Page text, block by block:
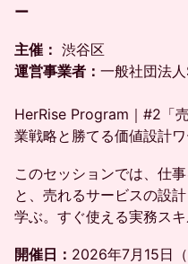
ー
主催： 渋谷区
運営事業者： 一般社団法
HerRise Program｜#2「
業戦略と勝てる価値設計
このセッションでは、仕
と、売れるサービスの設
学ぶ。すぐ使える実務スキ
開催日： 2026年7月15日（